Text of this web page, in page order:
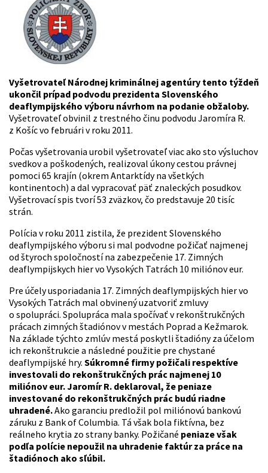
Vyšetrovateľ Národnej kriminálnej agentúry tento týždeň
ukončil prípad podvodu prezidenta Slovenského
deaflympijského výboru návrhom na podanie obžaloby.
Vyšetrovateľ obvinil z trestného činu podvodu Jaromíra R.
z Košíc vo februári v roku 2011.
Počas vyšetrovania urobil vyšetrovateľ viac ako sto výsluchov
svedkov a poškodených, realizoval úkony cestou právnej
pomoci 65 krajín (okrem Antarktídy na všetkých
kontinentoch) a dal vypracovať päť znaleckých posudkov.
Vyšetrovací spis tvorí 53 zväzkov, čo predstavuje 20 tisíc
strán.
Polícia v roku 2011 zistila, že prezident Slovenského
deaflympijského výboru si mal podvodne požičať najmenej
od štyroch spoločností na zabezpečenie 17. Zimných
deaflympijskych hier vo Vysokých Tatrách 10 miliónov eur.
Pre účely usporiadania 17. Zimných deaflympijských hier vo
Vysokých Tatrách mal obvinený uzatvoriť zmluvy
o spolupráci. Spolupráca mala spočívať v rekonštrukčných
prácach zimných štadiónov v mestách Poprad a Kežmarok.
Na základe týchto zmlúv mestá poskytli štadióny za účelom
ich rekonštrukcie a následné použitie pre chystané
deaflympijské hry. Súkromné firmy požičali respektíve
investovali do rekonštrukčných prác najmenej 10
miliónov eur. Jaromír R. deklaroval, že peniaze
investované do rekonštrukčných prác budú riadne
uhradené.Ako garanciu predložil pol miliónovú bankovú
záruku z Bank of Columbia. Tá však bola fiktívna, bez
reálneho krytia zo strany banky. Požičané peniaze však
podľa polície nepoužil na uhradenie faktúr za práce na
štadiónoch ako sľúbil.